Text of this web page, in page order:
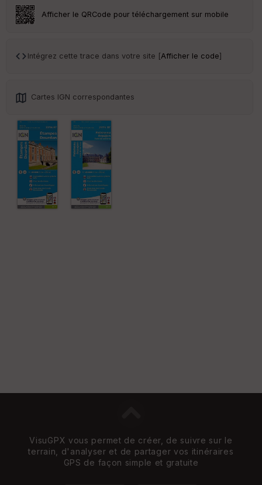
Afficher le QRCode pour téléchargement sur mobile
Intégrez cette trace dans votre site [Afficher le code]
Cartes IGN correspondantes
VisuGPX vous permet de créer, de suivre sur le
terrain, d'analyser et de partager vos itinéraires
GPS de façon simple et gratuite